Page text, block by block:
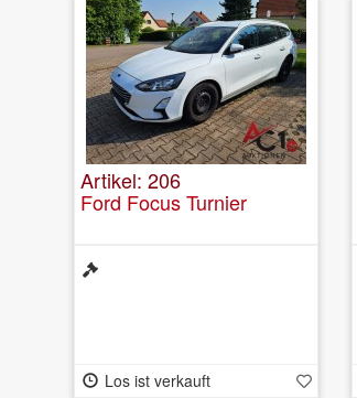
Artikel: 206
Ford Focus Turnier
Los ist verkauft